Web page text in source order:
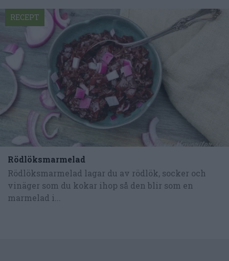
Rödlöksmarmelad
Rödlöksmarmelad lagar du av rödlök, socker och
vinäger som du kokar ihop så den blir som en
marmelad i...
RECEPT